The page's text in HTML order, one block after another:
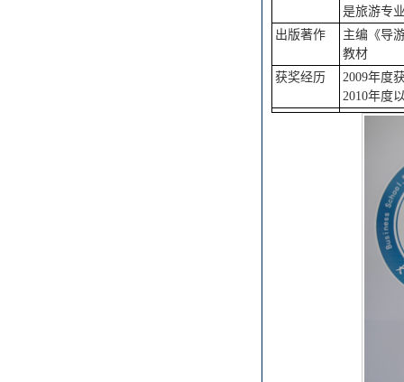
是旅游专
出版著作
主编《导
教材
获奖经历
2009年度
2010年度